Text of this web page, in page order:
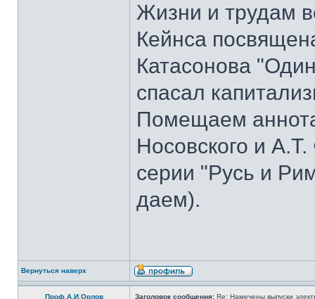
Жизни и трудам
Кейнса
Катасонова
спасал
Помещаем
Носовского и
серии "Русь и
даем).
Вернуться наверх
Проф.А.И.Орлов Заголовок сообщения: Re: Намечены выпуски